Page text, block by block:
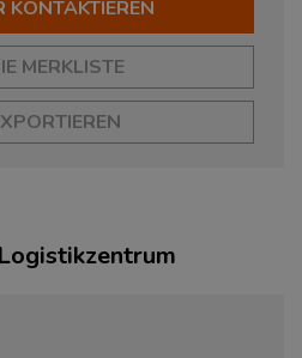
KONTAKTIEREN
MERKLISTE